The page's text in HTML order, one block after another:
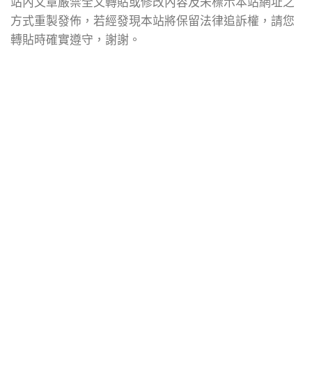
站內文章嚴禁全文轉貼或修改內容及未標示本站網址之
方式重製發佈，若經發現本站將保留法律追訴權，請您
轉貼時確實遵守，謝謝。